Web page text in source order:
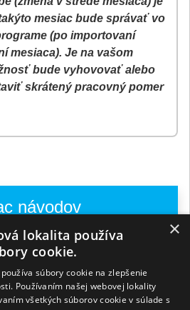
mesiac bude správať vo
(po importovaní
mesiaca). Je na vašom
bude vyhovovať alebo
skrátený pracovný pomer
návodov
8.2.18 KPČ
pracovného
času)
×
lokalita používa
cookie.
súbory cookie na zlepšenie
Používaním našej webovej lokality
všetkých súborov cookie v súlade s